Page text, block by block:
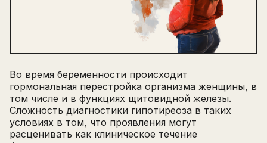
Во время беременности происходит
гормональная перестройка организма женщины, в
том числе и в функциях щитовидной железы.
Сложность диагностики гипотиреоза в таких
условиях в том, что проявления могут
расценивать как клиническое течение